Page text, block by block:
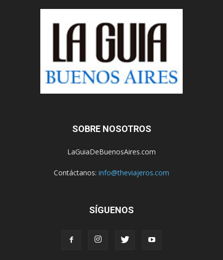
SOBRE NOSOTROS
LaGuiaDeBuenosAires.com
Contáctanos: info@theviajeros.com
SÍGUENOS